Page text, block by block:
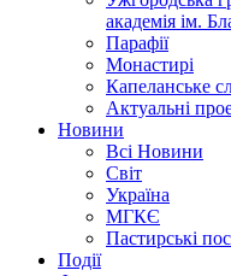
академія ім.
Парафії
Монастирі
Капеланське
Актуальні
Новини
Всі Новини
Світ
Україна
МГКЄ
Пастирські
Події